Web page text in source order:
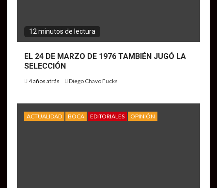
12 minutos de lectura
EL 24 DE MARZO DE 1976 TAMBIÉN JUGÓ LA
SELECCIÓN
4 años atrás Diego Chavo Fucks
ACTUALIDAD BOCA EDITORIALES OPINIÓN